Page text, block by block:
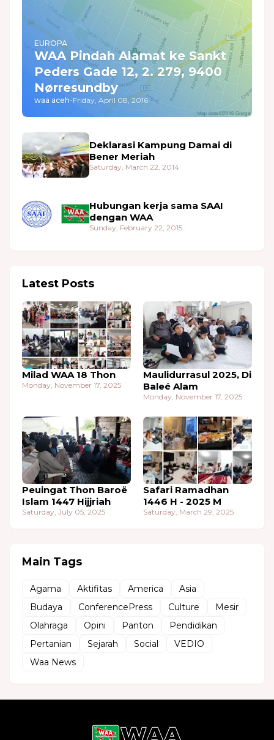
EUROPA
WAA Pindah Alamat ke Sankt
Peders Gade 12, 2. 279, 9400
Nørresundby
waa aceh-Friday, April 08, 2016
Deklarasi Kampung Damai di
Bener Meriah
Saturday, March 22, 2014
Hubungan kerja sama SAAI
dengan WAA
Sunday, February 22, 2015
Latest Posts
Milad WAA 18 Thon
Monday, November 17, 2025
Maulidurrasul 2025, Di
Baleé Alam
Monday, November 17, 2025
Peuingat Thon Baroë
Islam 1447 Hijjriah
Saturday, July 05, 2025
Safari Ramadhan
1446 H - 2025 M
Saturday, March 29, 2025
Main Tags
Agama Aktifitas America
Asia
Budaya
ConferencePress Culture
Mesir
Olahraga
Opini Panton
Pendidikan
Pertanian
Sejarah Social
VEDIO
Waa News